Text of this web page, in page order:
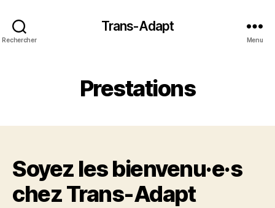
Rechercher
Trans-Adapt
Menu
Prestations
Soyez les bienvenu·e·s
chez Trans‑Adapt